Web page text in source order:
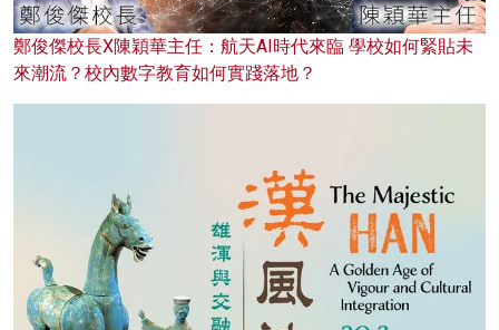
鄭俊傑校長X陳穎華主任：航天AI時代來臨 學校如何緊貼未
來潮流？校內數字教育如何實踐落地？